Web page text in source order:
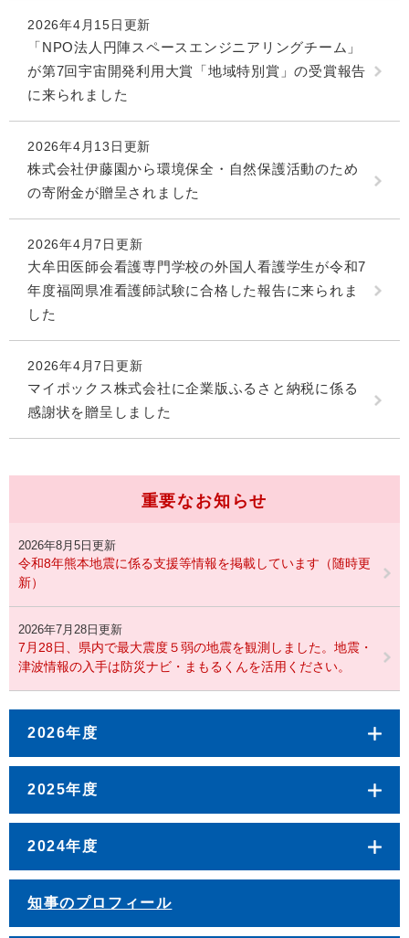
2026年4月15日更新
「NPO法人円陣スペースエンジニアリングチーム」
が第7回宇宙開発利用大賞「地域特別賞」の受賞報告
に来られました
2026年4月13日更新
株式会社伊藤園から環境保全・自然保護活動のため
の寄附金が贈呈されました
2026年4月7日更新
大牟田医師会看護専門学校の外国人看護学生が令和7
年度福岡県准看護師試験に合格した報告に来られま
した
2026年4月7日更新
マイポックス株式会社に企業版ふるさと納税に係る
感謝状を贈呈しました
重要なお知らせ
2026年8月5日更新
令和8年熊本地震に係る支援等情報を掲載しています（随時更
新）
2026年7月28日更新
7月28日、県内で最大震度５弱の地震を観測しました。地震・
津波情報の入手は防災ナビ・まもるくんを活用ください。
2026年度
2025年度
2024年度
知事のプロフィール